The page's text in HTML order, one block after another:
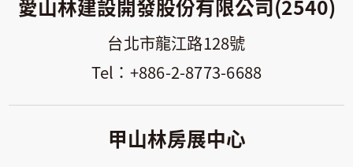
愛山林建設開發股份有限公司(2540)
台北市龍江路128號
+886-2-8773-6688
甲山林房展中心